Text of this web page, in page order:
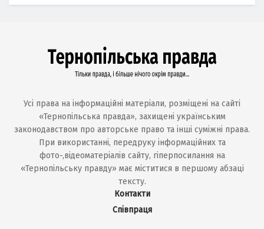
Усі права на інформаційні матеріали, розміщені на сайті
«Тернопільська правда», захищені українським
законодавством про авторське право та інші суміжні права.
При використанні, передруку інформаційних та
фото-,відеоматеріалів сайту, гіперпосилання на
«Тернопільську правду» має міститися в першому абзаці
тексту.
Контакти
Співпраця